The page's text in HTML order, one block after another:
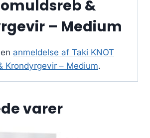
&
– Medium
anmeldelse af Taki KNOT
Krondyrgevir – Medium.
varer